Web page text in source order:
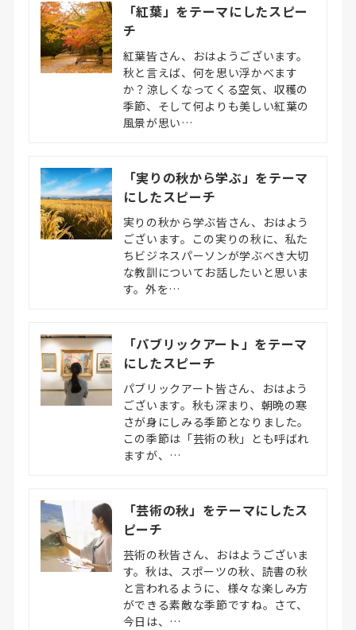
「紅葉」をテーマにしたスピー
チ
紅葉皆さん、おはようございます。
秋と言えば、何を思い浮かべます
か？涼しくなってくる空気、収穫の
季節、そして何よりも美しい紅葉の
風景が思い…
「実りの秋から学ぶ」をテーマ
にしたスピーチ
実りの秋から学ぶ皆さん、おはよう
ございます。この実りの秋に、私た
ちビジネスパーソンが学ぶべき大切
な教訓についてお話したいと思いま
す。外を…
「パブリックアート」をテーマ
にしたスピーチ
パブリックアート皆さん、おはよう
ございます。秋も深まり、朝晩の寒
さが身にしみる季節となりました。
この季節は「芸術の秋」とも呼ばれ
ますが、…
「芸術の秋」をテーマにしたス
ピーチ
芸術の秋皆さん、おはようございま
す。秋は、スポーツの秋、読書の秋
と言われるように、様々な楽しみ方
ができる素敵な季節ですね。さて、
今日は、…